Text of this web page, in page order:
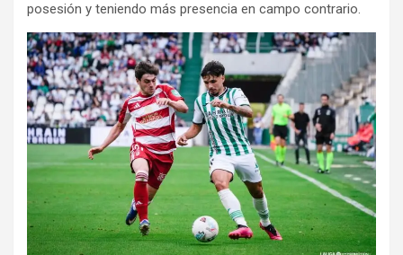
posesión y teniendo más presencia en campo contrario.